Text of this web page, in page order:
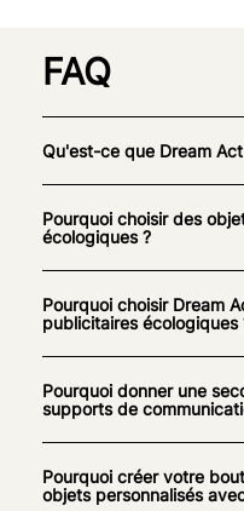
FAQ
Qu'est-ce que Dream
Pourquoi choisir des
écologiques ?
Pourquoi choisir Dream
publicitaires écologiques
Pourquoi donner une
supports de
Pourquoi créer votre
objets personnalisés